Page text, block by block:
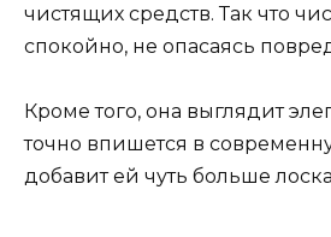
чистящих средств. Так что
спокойно, не опасаясь
Кроме того, она выглядит
точно впишется в
добавит ей чуть больше